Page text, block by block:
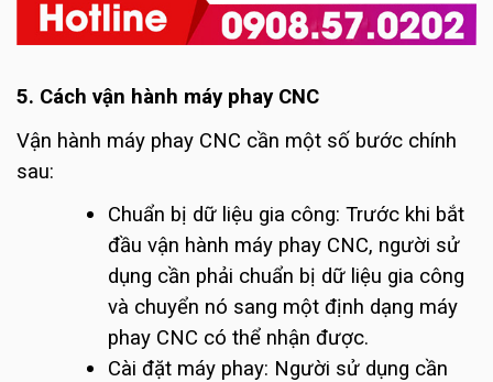
5. Cách vận hành máy phay CNC
Vận hành máy phay CNC cần một số bước chính
sau:
Chuẩn bị dữ liệu gia công: Trước khi bắt
đầu vận hành máy phay CNC, người sử
dụng cần phải chuẩn bị dữ liệu gia công
và chuyển nó sang một định dạng máy
phay CNC có thể nhận được.
Cài đặt máy phay: Người sử dụng cần